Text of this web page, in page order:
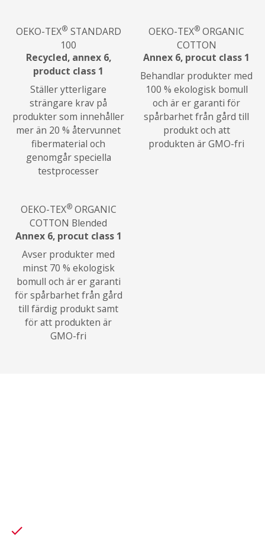
OEKO-TEX® STANDARD
100
Recycled, annex 6,
product class 1
Ställer ytterligare
strängare krav på
produkter som innehåller
mer än 20 % återvunnet
fibermaterial och
genomgår speciella
testprocesser
OEKO-TEX® ORGANIC
COTTON
Annex 6, procut class 1
Behandlar produkter med
100 % ekologisk bomull
och är er garanti för
spårbarhet från gård till
produkt och att
produkten är GMO-fri
OEKO-TEX® ORGANIC
COTTON Blended
Annex 6, procut class 1
Avser produkter med
minst 70 % ekologisk
bomull och är er garanti
för spårbarhet från gård
till färdig produkt samt
för att produkten är
GMO-fri
check